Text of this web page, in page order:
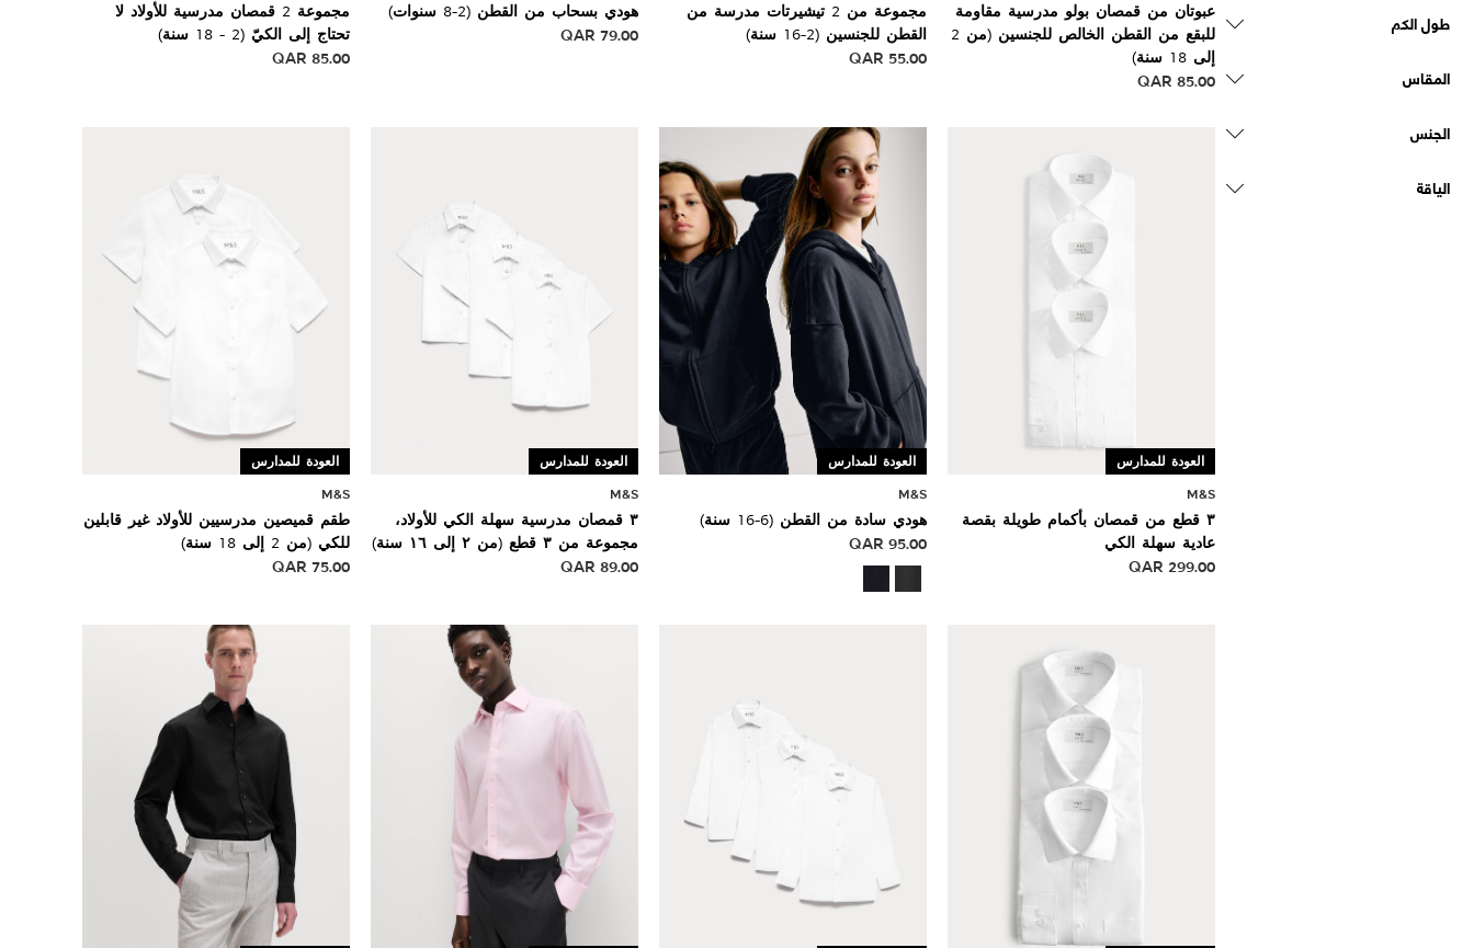
طول الكم
المقاس
الجنس
الياقة
عبوتان من قمصان بولو مدرسية مقاومة
للبقع من القطن الخالص للجنسين (من 2
إلى 18 سنة)
QAR 85.00
مجموعة من 2 تيشيرتات مدرسة من
القطن للجنسين (2-16 سنة)
QAR 55.00
هودي بسحاب من القطن (2-8 سنوات)
QAR 79.00
مجموعة 2 قمصان مدرسية للأولاد لا
تحتاج إلى الكيّ (2 - 18 سنة)
QAR 85.00
العودة للمدارس
M&S
٣ قطع من قمصان بأكمام طويلة بقصة
عادية سهلة الكي
QAR 299.00
العودة للمدارس
M&S
هودي سادة من القطن (6-16 سنة)
QAR 95.00
العودة للمدارس
M&S
٣ قمصان مدرسية سهلة الكي للأولاد،
مجموعة من ٣ قطع (من ٢ إلى ١٦ سنة)
QAR 89.00
العودة للمدارس
M&S
طقم قميصين مدرسيين للأولاد غير قابلين
للكي (من 2 إلى 18 سنة)
QAR 75.00